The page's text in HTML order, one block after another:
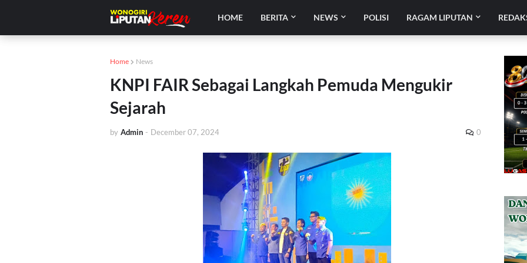
HOME BERITA NEWS POLISI RAGAM LIPUTAN
Home News
KNPI FAIR Sebagai Langkah Pemuda Mengukir
Sejarah
by Admin - December 07, 2024 0